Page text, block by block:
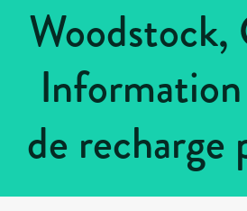
Woodstock,
de recharge
États-Unis >